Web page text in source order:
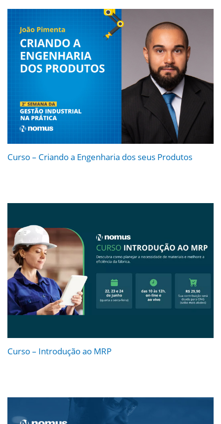
Curso – Criando a Engenharia dos seus Produtos
Curso – Introdução ao MRP